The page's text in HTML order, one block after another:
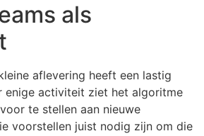
als
aflevering heeft een lastig
enige activiteit ziet het algoritme
te stellen aan nieuwe
voorstellen juist nodig zijn om die